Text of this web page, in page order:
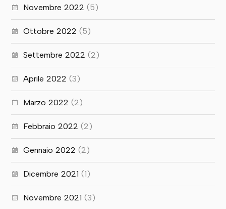
Novembre 2022 (5)
Ottobre 2022 (5)
Settembre 2022 (2)
Aprile 2022 (3)
Marzo 2022 (2)
Febbraio 2022 (2)
Gennaio 2022 (2)
Dicembre 2021 (1)
Novembre 2021 (3)